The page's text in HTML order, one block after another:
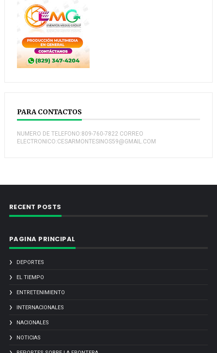
PARA CONTACTOS
NUMERO DE TELEFONO:809-760-7822 CORREO
ELECTRONICO:CESARMONTESINOS59@GMAIL.COM
RECENT POSTS
PAGINA PRINCIPAL
DEPORTES
EL TIEMPO
ENTRETENIMIENTO
INTERNACIONALES
NACIONALES
NOTICIAS